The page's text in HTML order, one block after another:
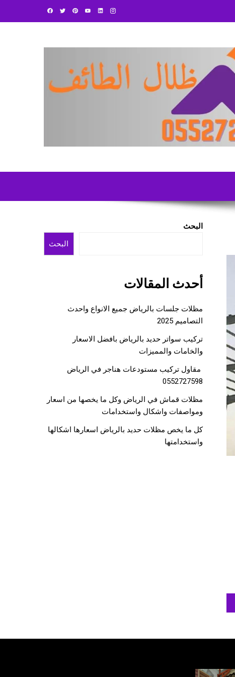
البحث
البحث
أحدث المقالات
مظلات جلسات بالرياض جميع الانواع واحدث
التصاميم 2025
تركيب سواتر حديد بالرياض بافضل الاسعار
والخامات والمميزات
مقاول تركيب مستودعات هناجر في الرياض
0552727598
مظلات قماش في الرياض وكل ما يخصها من اسعار
ومواصفات واشكال واستخدامات
كل ما يخص مظلات حديد بالرياض اسعارها اشكالها
واستخدامتها